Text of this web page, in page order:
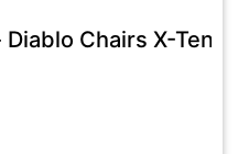
Chairs X-